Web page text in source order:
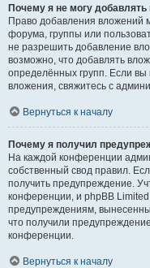
Почему я не могу
Право добавления вложений
форума, группы или
не разрешить добавление
возможно, что добавлять
определённых групп. Если
вложения, свяжитесь с
Вернуться к началу
Почему я получил
На каждой конференции
собственный свод правил.
получить предупреждение.
конференции, и phpBB
предупреждениям,
что получили
конференции.
Вернуться к началу